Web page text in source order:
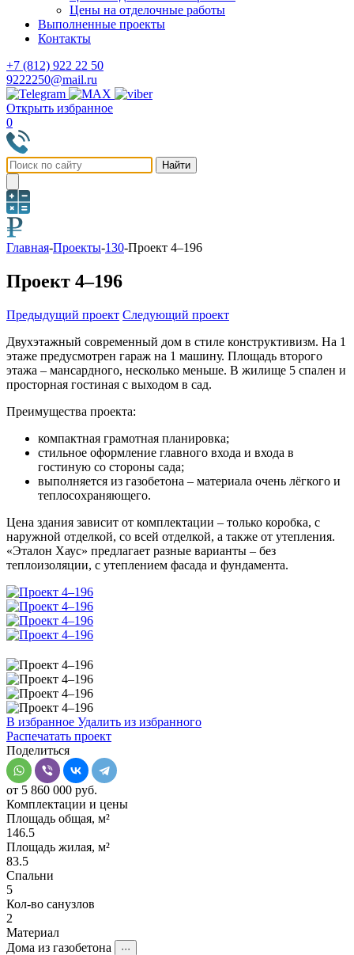
Цены на отделочные работы
Выполненные проекты
Контакты
+7 (812) 922 22 50
9222250@mail.ru
Открыть избранное
0
Главная-Проекты-130-Проект 4–196
Проект 4–196
Предыдущий проект Следующий проект
Двухэтажный современный дом в стиле конструктивизм. На 1
этаже предусмотрен гараж на 1 машину. Площадь второго
этажа – мансардного, несколько меньше. В жилище 5 спален и
просторная гостиная с выходом в сад.
Преимущества проекта:
компактная грамотная планировка;
стильное оформление главного входа и входа в
гостиную со стороны сада;
выполняется из газобетона – материала очень лёгкого и
теплосохраняющего.
Цена здания зависит от комплектации – только коробка, с
наружной отделкой, со всей отделкой, а также от утепления.
«Эталон Хаус» предлагает разные варианты – без
теплоизоляции, с утеплением фасада и фундамента.
В избранное Удалить из избранного
Распечатать проект
Поделиться
от 5 860 000 руб.
Комплектации и цены
Площадь общая, м²
146.5
Площадь жилая, м²
83.5
Спальни
5
Кол-во санузлов
2
Материал
Дома из газобетона
···